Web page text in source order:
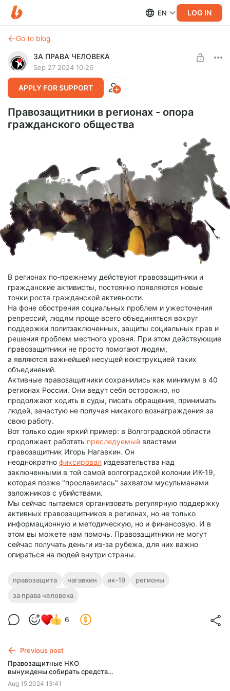
EN LOG IN
Go to blog
ЗА ПРАВА ЧЕЛОВЕКА
Sep 27 2024 10:26
APPLY FOR SUPPORT
Правозащитники в регионах - опора
гражданского общества
В регионах по-прежнему действуют правозащитники и
гражданские активисты, постоянно появляются новые
точки роста гражданской активности.
На фоне обострения социальных проблем и ужесточения
репрессий, людям проще всего объединяться вокруг
поддержки политзаключенных, защиты социальных прав и
решения проблем местного уровня. При этом действующие
правозащитники не просто помогают людям,
а являются важнейшей несущей конструкцией таких
объединений.
Активные правозащитники сохранились как минимум в 40
регионах России. Они ведут себя осторожно, но
продолжают ходить в суды, писать обращения, принимать
людей, зачастую не получая никакого вознаграждения за
свою работу.
Вот только один яркий пример: в Волгоградской области
продолжает работать преследуемый властями
правозащитник Игорь Нагавкин. Он
неоднократно фиксировал издевательства над
заключенными в той самой волгоградской колонии ИК-19,
которая позже "прославилась" захватом мусульманами
заложников с убийствами.
Мы сейчас пытаемся организовать регулярную поддержку
активных правозащитников в регионах, но не только
информационную и методическую, но и финансовую. И в
этом вы можете нам помочь. Правозащитники не могут
сейчас получать деньги из-за рубежа, для них важно
опираться на людей внутри страны.
правозащита нагавкин ик-19
регионы
за права человека
6
Previous post
Правозащитные НКО
вынуждены собирать средства
на обычные карточки
Aug 15 2024 13:41